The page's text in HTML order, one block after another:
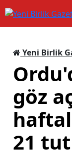
Yeni Birlik
göz
21